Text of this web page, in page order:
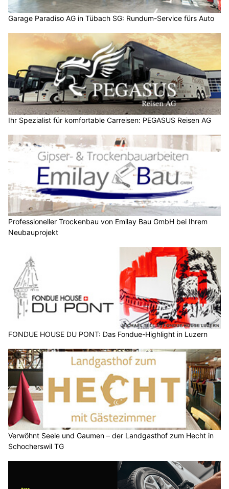
Garage Paradiso AG in Tübach SG: Rundum-Service fürs Auto
Ihr Spezialist für komfortable Carreisen: PEGASUS Reisen AG
Professioneller Trockenbau von Emilay Bau GmbH bei Ihrem
Neubauprojekt
FONDUE HOUSE DU PONT: Das Fondue-Highlight in Luzern
Verwöhnt Seele und Gaumen – der Landgasthof zum Hecht in
Schocherswil TG